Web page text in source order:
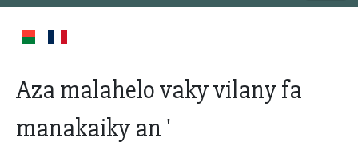
Aza malahelo vaky vilany fa
manakaiky an '